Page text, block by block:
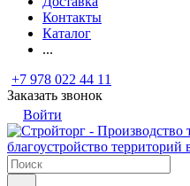
Контакты
Каталог
...
+7 978 022 44 11
Заказать звонок
Войти